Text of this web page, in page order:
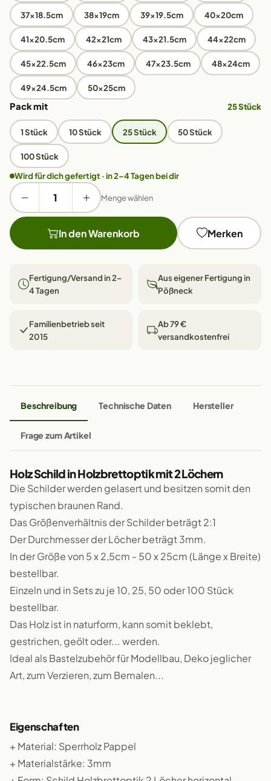
37x18.5cm 38x19cm 39x19.5cm 40x20cm
41x20.5cm 42x21cm 43x21.5cm 44x22cm
45x22.5cm 46x23cm 47x23.5cm 48x24cm
49x24.5cm 50x25cm
Pack mit 25 Stück
1 Stück 10 Stück 25 Stück 50 Stück
100 Stück
Wird für dich gefertigt · in 2–4 Tagen bei dir
Menge wählen
In den Warenkorb Merken
Fertigung/Versand in 2–
4 Tagen
Aus eigener Fertigung in
Pößneck
Familienbetrieb seit
2015
Ab 79 €
versandkostenfrei
Beschreibung Technische Daten Hersteller
Frage zum Artikel
Holz Schild in Holzbrettoptik mit 2 Löchern
Die Schilder werden gelasert und besitzen somit den
typischen braunen Rand.
Das Größenverhältnis der Schilder beträgt 2:1
Der Durchmesser der Löcher beträgt 3mm.
In der Größe von 5 x 2,5cm - 50 x 25cm (Länge x Breite)
bestellbar.
Einzeln und in Sets zu je 10, 25, 50 oder 100 Stück
bestellbar.
Das Holz ist in naturform, kann somit beklebt,
gestrichen, geölt oder... werden.
Ideal als Bastelzubehör für Modellbau, Deko jeglicher
Art, zum Verzieren, zum Bemalen...
Eigenschaften
+ Material: Sperrholz Pappel
+ Materialstärke: 3mm